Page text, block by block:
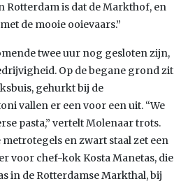
Rotterdam is dat de Markthof, en
de mooie ooievaars.”
twee uur nog gesloten zijn,
Op de begane grond zit
gehurkt bij de
vallen er een voor een uit. “We
pasta,” vertelt Molenaar trots.
en zwart staal zet een
voor chef-kok Kosta Manetas, die
in de Rotterdamse Markthal, bij